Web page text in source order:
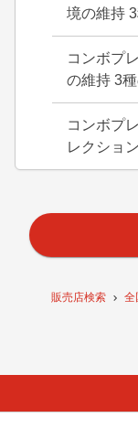
販売店検索 全
境の維持
コンボプ
の維持 3
コンボプ
レクショ